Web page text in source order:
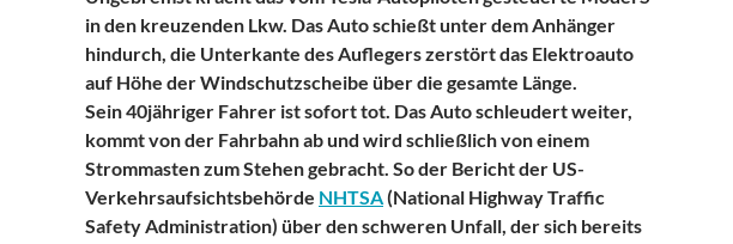
in den kreuzenden Lkw. Das Auto schießt unter dem Anhänger
hindurch, die Unterkante des Auflegers zerstört das Elektroauto
auf Höhe der Windschutzscheibe über die gesamte Länge.
Sein 40jähriger Fahrer ist sofort tot. Das Auto schleudert weiter,
kommt von der Fahrbahn ab und wird schließlich von einem
Strommasten zum Stehen gebracht. So der Bericht der US-
Verkehrsaufsichtsbehörde NHTSA(National Highway Traffic
Safety Administration) über den schweren Unfall, der sich bereits